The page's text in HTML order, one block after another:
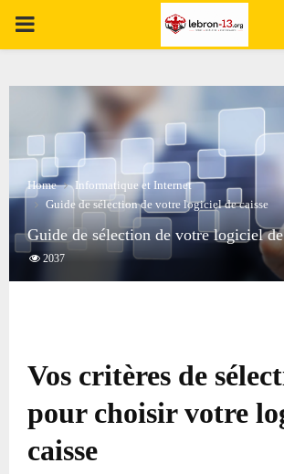
PRIMARY
Home
Informatique et Internet
Guide de sélection de votre logiciel de caisse
Guide de sélection de votre logiciel
2037
Vos critères de
pour choisir votre
caisse